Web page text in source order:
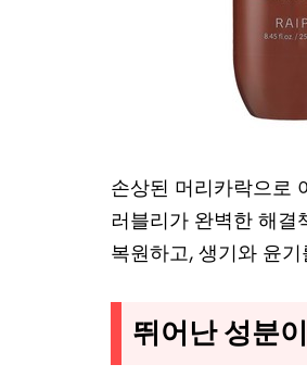
손상된 머리카락으로
러블리가 완벽한 해결
복원하고, 생기와 윤
뛰어난 성분